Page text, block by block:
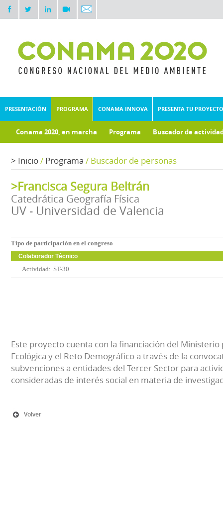
PRESENTACIÓN PROGRAMA CONAMA INNOVA PRESENTA TU PROYECTO
Conama 2020, en marcha Programa Buscador de
> Inicio/ Programa / Buscador de personas
>Francisca Segura Beltrán
Catedrática Geografía Física
UV - Universidad de Valencia
Tipo de participación en el congreso
Colaborador Técnico
Actividad: ST-30
Este proyecto cuenta con la financiación del Ministerio
Ecológica y el Reto Demográfico a través de la
subvenciones a entidades del Tercer Sector para
consideradas de interés social en materia de
Volver